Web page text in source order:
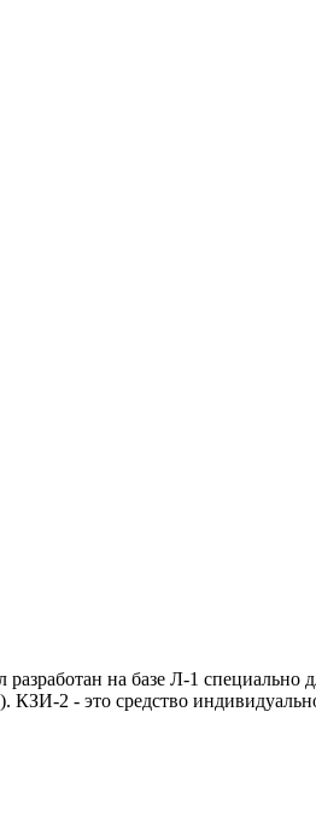
на базе Л-1 специально
2 - это средство